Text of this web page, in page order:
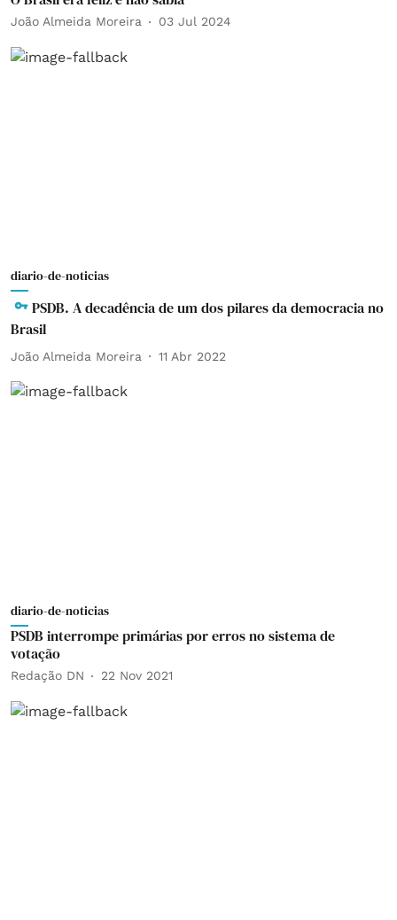
João Almeida Moreira 03 Jul 2024
diario-de-noticias
PSDB. A decadência de um dos pilares da democracia no
Brasil
João Almeida Moreira 11 Abr 2022
diario-de-noticias
PSDB interrompe primárias por erros no sistema de
votação
Redação DN 22 Nov 2021